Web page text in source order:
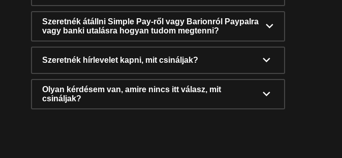
Szeretnék átállni Simple Pay-ről vagy Barionról Paypalra
vagy banki utalásra hogyan tudom megtenni?
Szeretnék hírlevelet kapni, mit csináljak?
Olyan kérdésem van, amire nincs itt válasz, mit
csináljak?